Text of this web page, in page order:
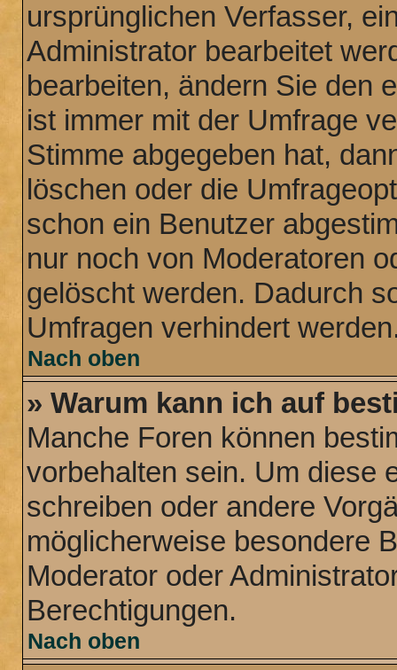
ursprünglichen Verfasser,
Administrator bearbeitet
bearbeiten, ändern Sie den
ist immer mit der Umfrage
Stimme abgegeben hat,
löschen oder die
schon ein Benutzer
nur noch von Moderatoren
gelöscht werden. Dadurch
Umfragen verhindert
Nach oben
» Warum kann ich auf
Manche Foren können
vorbehalten sein. Um diese
schreiben oder andere
möglicherweise besondere
Moderator oder
Berechtigungen.
Nach oben